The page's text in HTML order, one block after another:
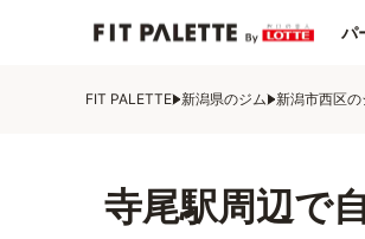
パ
FIT PALETTE 新潟県のジム 新潟市西区の
寺尾駅周辺で